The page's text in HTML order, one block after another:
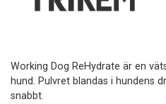
Working Dog ReHydrate är en
hund. Pulvret blandas i hundens
snabbt.